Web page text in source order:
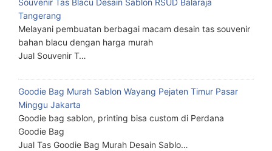
Souvenir Tas Blacu Desain Sablon RSUD Balaraja
Tangerang
Melayani pembuatan berbagai macam desain tas souvenir
bahan blacu dengan harga murah
Jual Souvenir T…
Goodie Bag Murah Sablon Wayang Pejaten Timur Pasar
Minggu Jakarta
Goodie bag sablon, printing bisa custom di Perdana
Goodie Bag
Jual Tas Goodie Bag Murah Desain Sablo…